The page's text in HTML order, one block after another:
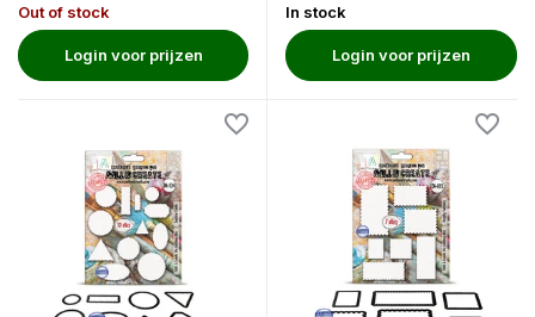
Out of stock
Login voor prijzen
In stock
Login voor prijzen